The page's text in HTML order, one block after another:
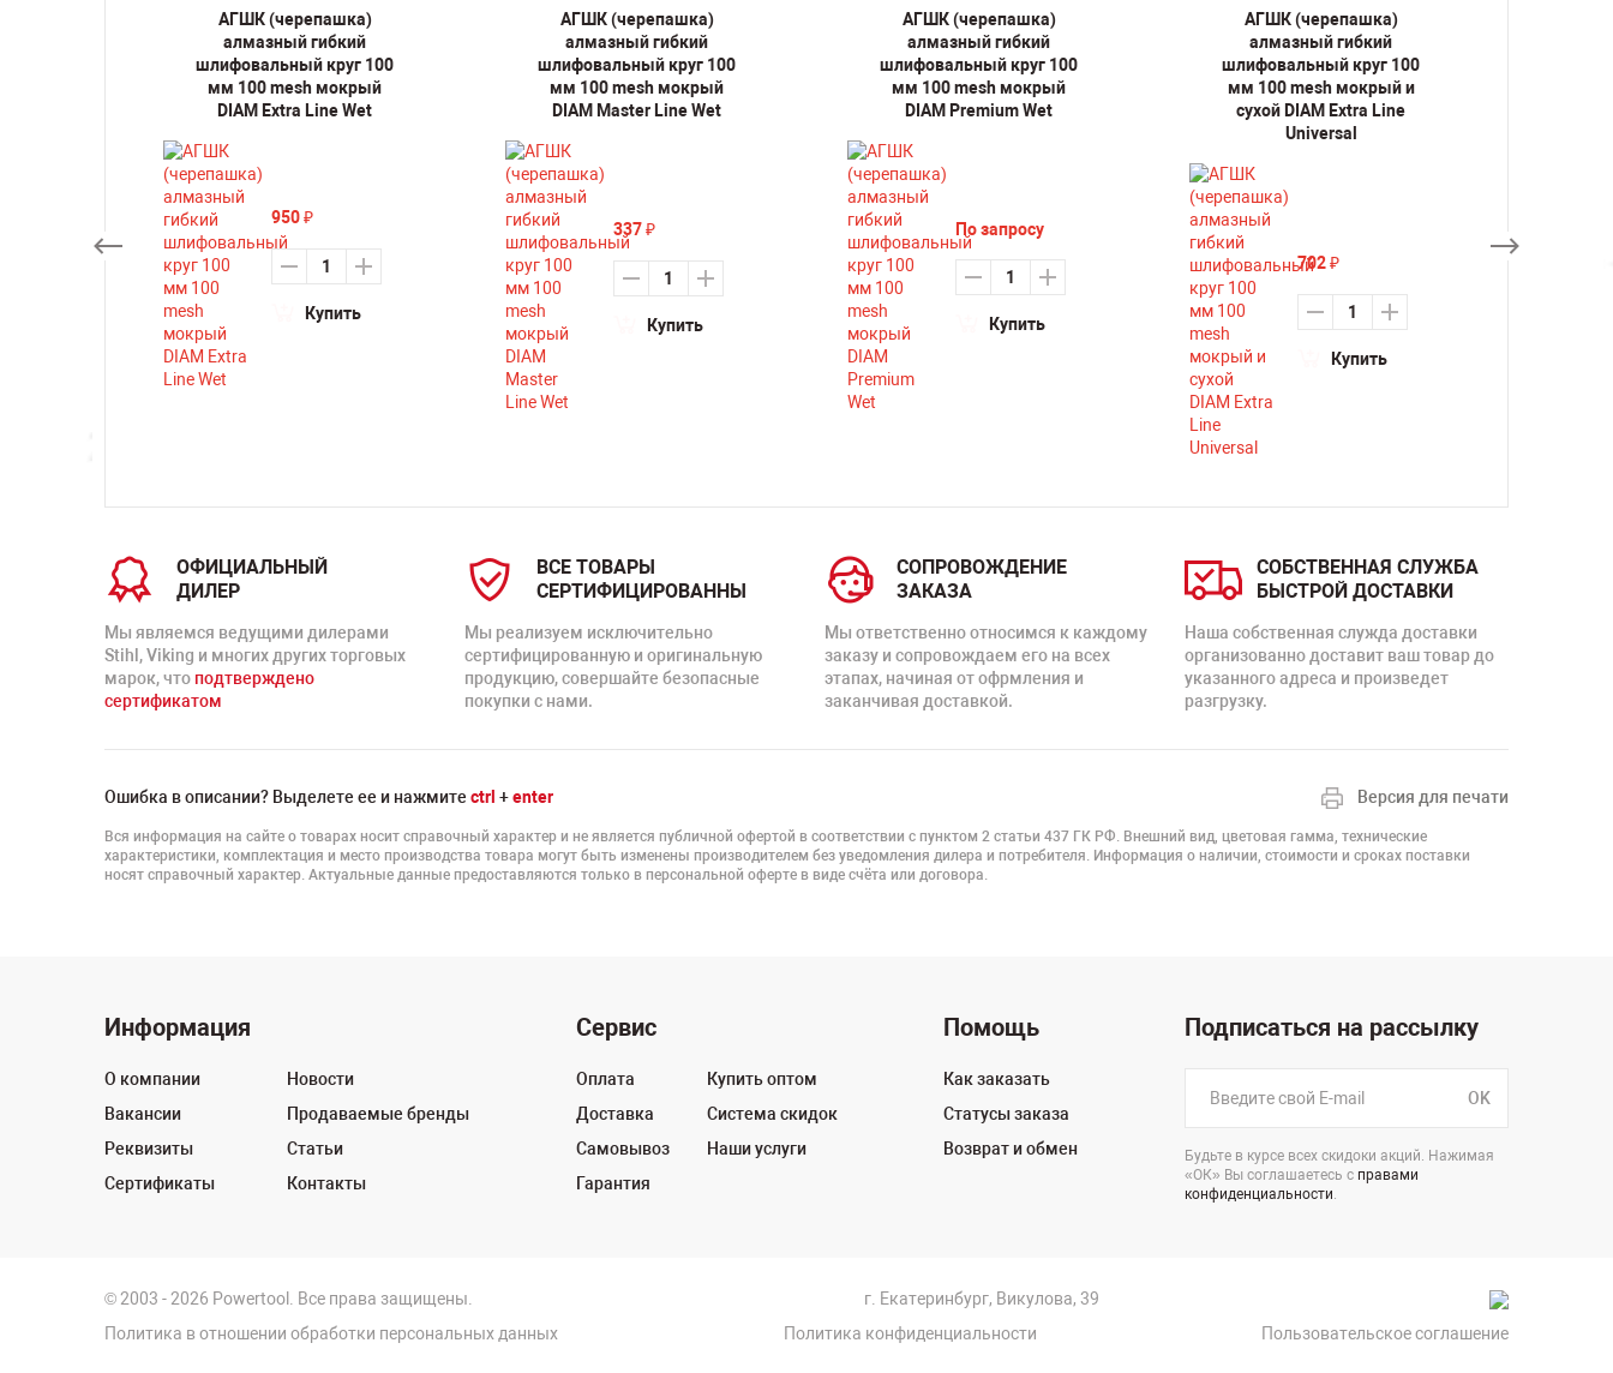
АГШК (черепашка)
алмазный гибкий
шлифовальный круг 100
мм 100 mesh мокрый
DIAM Extra Line Wet
950 ₽
Купить
АГШК (черепашка)
алмазный гибкий
шлифовальный круг 100
мм 100 mesh мокрый
DIAM Master Line Wet
337 ₽
Купить
АГШК (черепашка)
алмазный гибкий
шлифовальный круг 100
мм 100 mesh мокрый
DIAM Premium Wet
По запросу
Купить
АГШК (черепашка)
алмазный гибкий
шлифовальный круг 100
мм 100 mesh мокрый и
сухой DIAM Extra Line
Universal
702 ₽
Купить
ОФИЦИАЛЬНЫЙ
ДИЛЕР
Мы являемся ведущими дилерами
Stihl, Viking и многих других торговых
марок, что подтверждено
сертификатом
ВСЕ ТОВАРЫ
СЕРТИФИЦИРОВАННЫ
Мы реализуем исключительно
сертифицированную и оригинальную
продукцию, совершайте безопасные
покупки с нами.
СОПРОВОЖДЕНИЕ
ЗАКАЗА
Мы ответственно относимся к каждому
заказу и сопровождаем его на всех
этапах, начиная от офрмления и
заканчивая доставкой.
СОБСТВЕННАЯ СЛУЖБА
БЫСТРОЙ ДОСТАВКИ
Наша собственная служда доставки
организованно доставит ваш товар до
указанного адреса и произведет
разгрузку.
Ошибка в описании? Выделете ее и нажмите ctrl +enter Версия для печати
Вся информация на сайте о товарах носит справочный характер и не является публичной офертой в соответствии с пунктом 2 статьи 437 ГК РФ. Внешний вид, цветовая гамма, технические
характеристики, комплектация и место производства товара могут быть изменены производителем без уведомления дилера и потребителя. Информация о наличии, стоимости и сроках поставки
носят справочный характер. Актуальные данные предоставляются только в персональной оферте в виде счёта или договора.
Информация
О компании
Вакансии
Реквизиты
Сертификаты
Новости
Продаваемые бренды
Статьи
Контакты
Сервис
Оплата
Доставка
Самовывоз
Гарантия
Купить оптом
Система скидок
Наши услуги
Помощь
Как заказать
Статусы заказа
Возврат и обмен
Подписаться на рассылку
OK
Будьте в курсе всех скидоки акций. Нажимая
«ОК» Вы соглашаетесь с правами
конфиденциальности.
© 2003 - 2026 Powertool. Все права защищены.
г. Екатеринбург, Викулова, 39
Политика в отношении обработки персональных данных
Политика конфиденциальности Пользовательское соглашение